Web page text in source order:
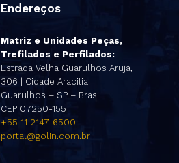
Endereços
Matriz e Unidades Peças,
Trefilados e Perfilados:
Estrada Velha Guarulhos Aruja,
306 | Cidade Aracilia |
Guarulhos – SP – Brasil
CEP 07250-155
+55 11 2147-6500
portal@golin.com.br